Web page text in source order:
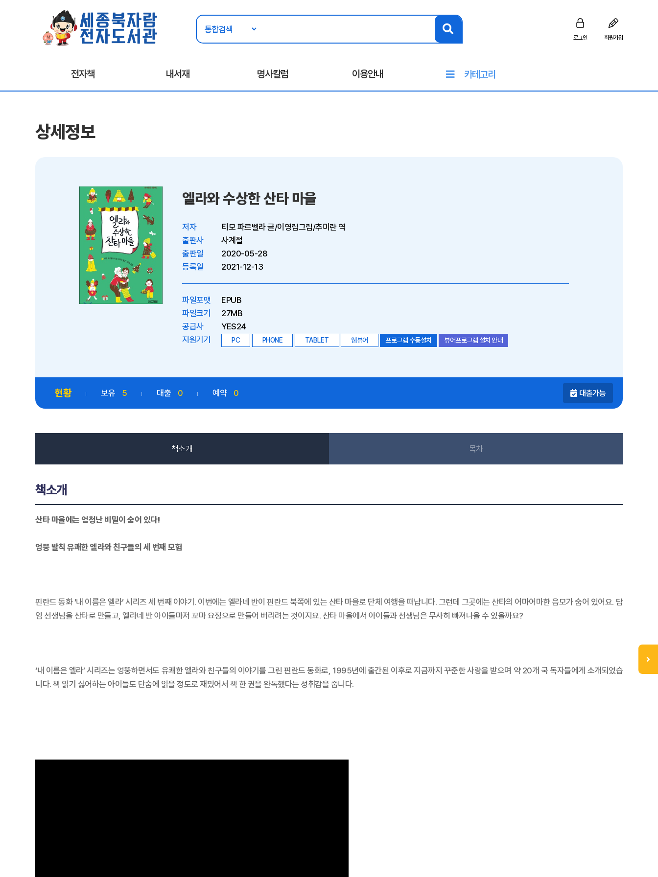
로그인 회원가입
전자책 내서재 명사칼럼 이용안내 카테고리
상세정보
엘라와 수상한 산타 마을
저자
티모 파르벨라 글/이영림그림/추미란 역
출판사
사계절
출판일
2020-05-28
등록일
2021-12-13
파일포맷
EPUB
파일크기
27MB
공급사
YES24
지원기기
PC PHONE TABLET 웹뷰어 프로그램 수동설치 뷰어프로그램 설치 안내
현황 보유 5 대출 0 예약 0 대출가능
책소개 목차
책소개
산타 마을에는 엄청난 비밀이 숨어 있다!
엉뚱 발칙 유쾌한 엘라와 친구들의 세 번째 모험
핀란드 동화 ‘내 이름은 엘라’ 시리즈 세 번째 이야기. 이번에는 엘라네 반이 핀란드 북쪽에 있는 산타 마을로 단체 여행을 떠납니다. 그런데 그곳에는 산타의 어마어마한 음모가 숨어 있어요. 담
임 선생님을 산타로 만들고, 엘라네 반 아이들마저 꼬마 요정으로 만들어 버리려는 것이지요. 산타 마을에서 아이들과 선생님은 무사히 빠져나올 수 있을까요?
‘내 이름은 엘라’ 시리즈는 엉뚱하면서도 유쾌한 엘라와 친구들의 이야기를 그린 핀란드 동화로, 1995년에 출간된 이후로 지금까지 꾸준한 사랑을 받으며 약 20개 국 독자들에게 소개되었습
니다. 책 읽기 싫어하는 아이들도 단숨에 읽을 정도로 재밌어서 책 한 권을 완독했다는 성취감을 줍니다.